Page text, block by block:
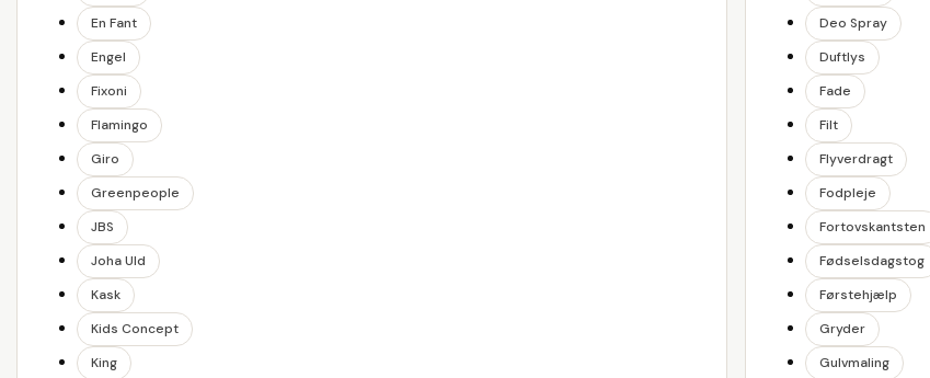
En Fant
Engel
Fixoni
Flamingo
Giro
Greenpeople
JBS
Joha Uld
Kask
Kids Concept
King
Deo Spray
Duftlys
Fade
Filt
Flyverdragt
Fodpleje
Fortovskantsten
Fødselsdagstog
Førstehjælp
Gryder
Gulvmaling